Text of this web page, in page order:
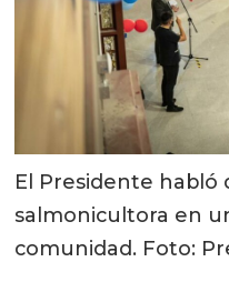
El Presidente habló
salmonicultora en
comunidad. Foto: